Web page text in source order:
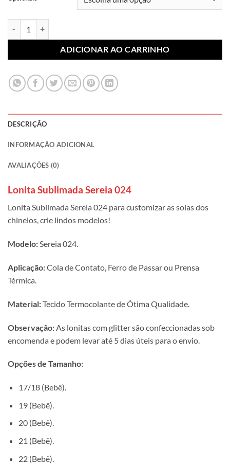
ADICIONAR AO CARRINHO
DESCRIÇÃO
INFORMAÇÃO ADICIONAL
AVALIAÇÕES (0)
Lonita Sublimada Sereia 024
Lonita Sublimada Sereia 024 para customizar as solas dos
chinelos, crie lindos modelos!
Modelo:Sereia 024.
Aplicação:Cola de Contato, Ferro de Passar ou Prensa
Térmica.
Material:Tecido Termocolante de Ótima Qualidade.
Observação: As lonitas com glitter são confeccionadas sob
encomenda e podem levar até 5 dias úteis para o envio.
Opções de Tamanho:
17/18 (Bebê).
19 (Bebê).
20 (Bebê).
21 (Bebê).
22 (Bebê).